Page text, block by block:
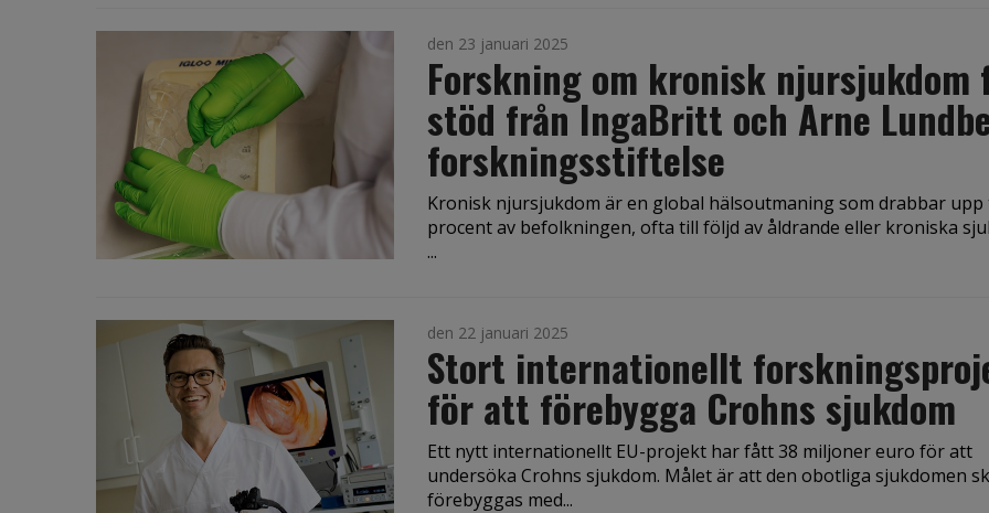
den 23 januari 2025
Forskning om kronisk njursjukdom
stöd från IngaBritt och Arne
forskningsstiftelse
Kronisk njursjukdom är en global hälsoutmaning som drabbar
procent av befolkningen, ofta till följd av åldrande eller kroniska
...
den 22 januari 2025
Stort internationellt
för att förebygga Crohns sjukdom
Ett nytt internationellt EU-projekt har fått 38 miljoner euro för att
undersöka Crohns sjukdom. Målet är att den obotliga sjukdomen
förebyggas med...